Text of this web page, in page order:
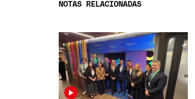
NOTAS RELACIONADAS